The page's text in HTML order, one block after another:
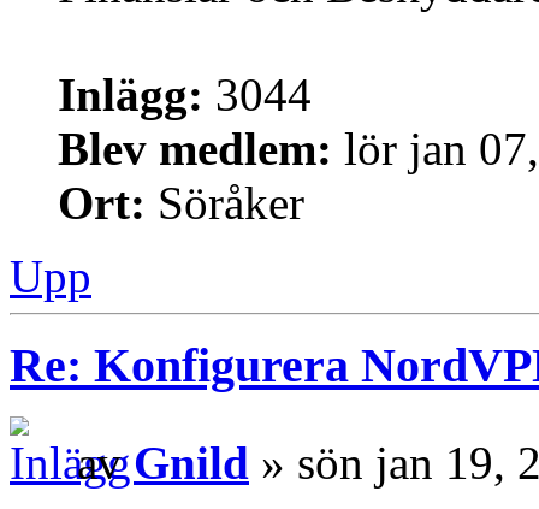
Inlägg: 3044
Blev medlem: lör jan
Ort: Söråker
Upp
Re: Konfigurera
avGnild » sön jan 19,